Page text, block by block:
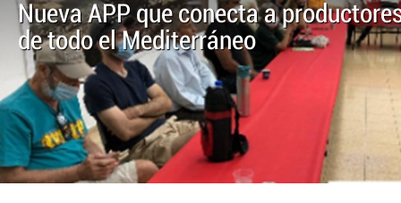
Nueva APP que conecta a
de todo el Mediterráneo